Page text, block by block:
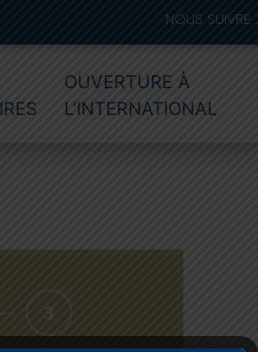
NOUS SUIVRE :
OUVERTURE À
L’INTERNATIONAL